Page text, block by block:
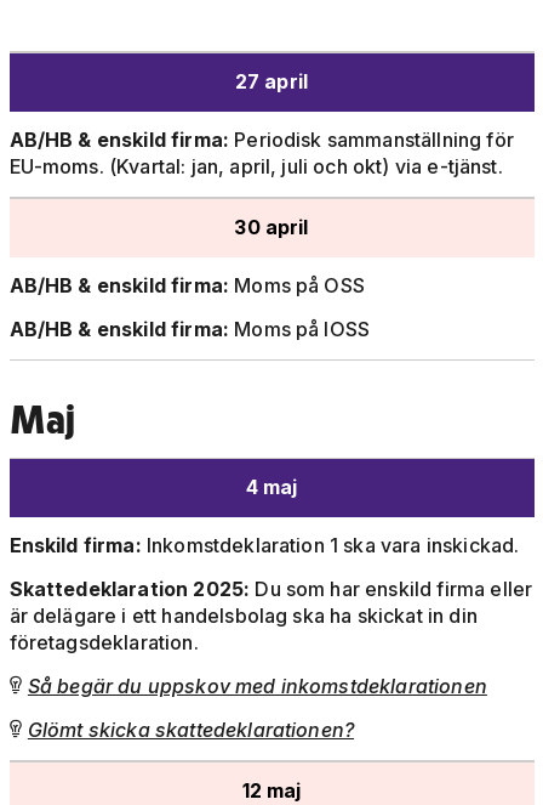
27 april
AB/HB & enskild firma: Periodisk sammanställning för
EU-moms. (Kvartal: jan, april, juli och okt) via e-tjänst.
30 april
AB/HB & enskild firma: Moms på OSS
AB/HB & enskild firma: Moms på IOSS
Maj
4 maj
Enskild firma: Inkomstdeklaration 1 ska vara inskickad.
Skattedeklaration 2025: Du som har enskild firma eller
är delägare i ett handelsbolag ska ha skickat in din
företagsdeklaration.
 Så begär du uppskov med inkomstdeklarationen
 Glömt skicka skattedeklarationen?
12 maj